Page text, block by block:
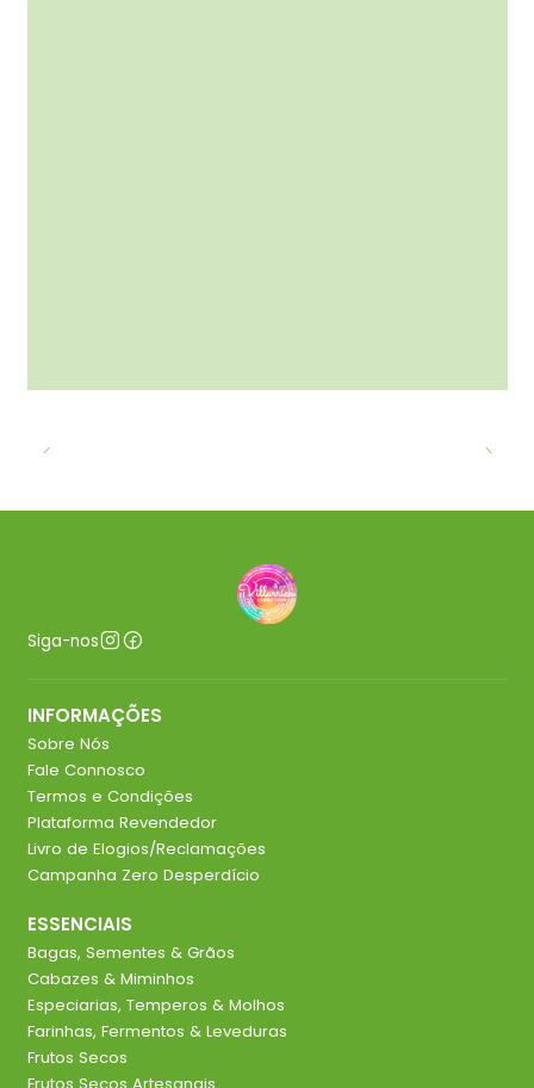
Siga-nos
INFORMAÇÕES
Sobre Nós
Fale Connosco
Termos e Condições
Plataforma Revendedor
Livro de Elogios/Reclamações
Campanha Zero Desperdício
ESSENCIAIS
Bagas, Sementes & Grãos
Cabazes & Miminhos
Especiarias, Temperos & Molhos
Farinhas, Fermentos & Leveduras
Frutos Secos